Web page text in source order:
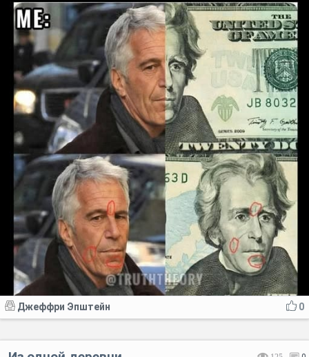
0
Джеффри Эпштейн